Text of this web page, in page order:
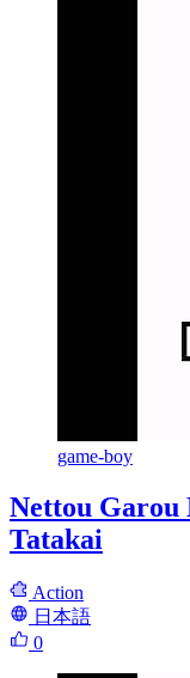
game-boy
Nettou Garou
Tatakai
Action
日本語
0